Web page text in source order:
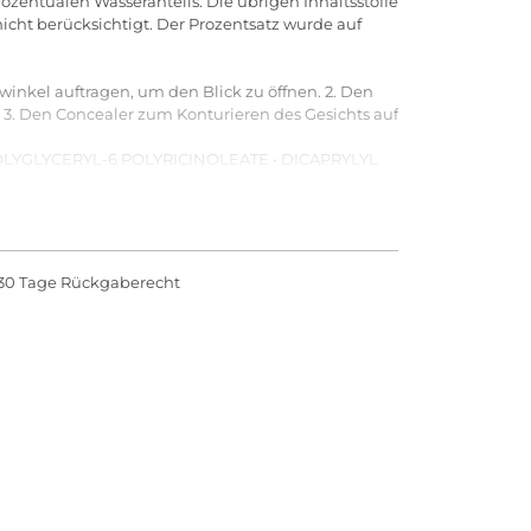
berücksichtigt. Der Prozentsatz wurde auf
auftragen, um den Blick zu öffnen. 2. Den
Den Concealer zum Konturieren des Gesichts auf
6 POLYRICINOLEATE • DICAPRYLYL
HECTORITE • SODIUM CHLORIDE •
ACID • HYDROLYZED VIOLA
• CAPRYLYL GLYCOL • POLYGLYCERYL-3
• CITRIC ACID • POTASSIUM SORBATE • [+/- CI
Tage Rückgaberecht